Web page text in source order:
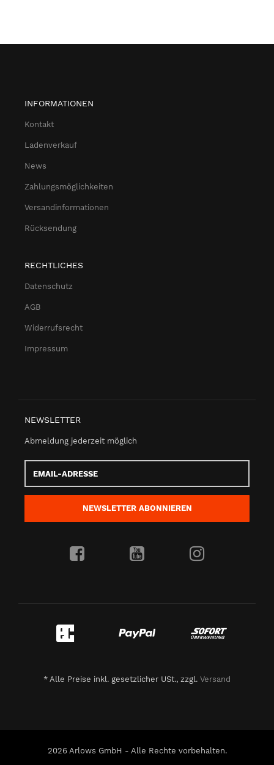
INFORMATIONEN
Kontakt
Ladenverkauf
News
Zahlungsmöglichkeiten
Versandinformationen
Rücksendung
RECHTLICHES
Datenschutz
AGB
Widerrufsrecht
Impressum
NEWSLETTER
Abmeldung jederzeit möglich
Adresse
NEWSLETTER ABONNIEREN
* Alle Preise inkl. gesetzlicher USt., zzgl. Versand
2026 Arlows GmbH - Alle Rechte vorbehalten.